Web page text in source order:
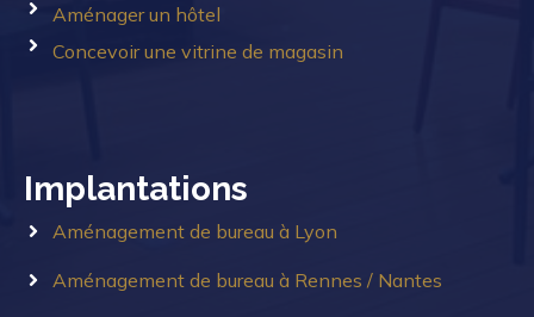
Aménager un hôtel
Concevoir une vitrine de magasin
Implantations
Aménagement de bureau à Lyon
Aménagement de bureau à Rennes / Nantes